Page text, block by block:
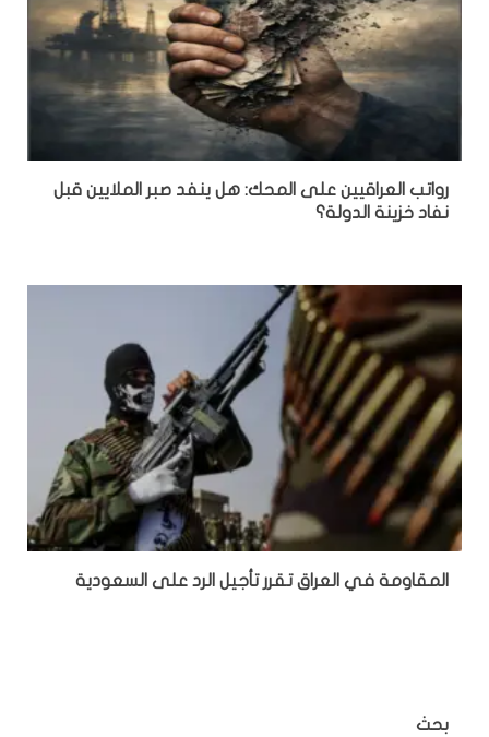
رواتب العراقيين على المحك: هل ينفد صبر الملايين قبل
نفاد خزينة الدولة؟
المقاومة في العراق تقرر تأجيل الرد على السعودية
بحث